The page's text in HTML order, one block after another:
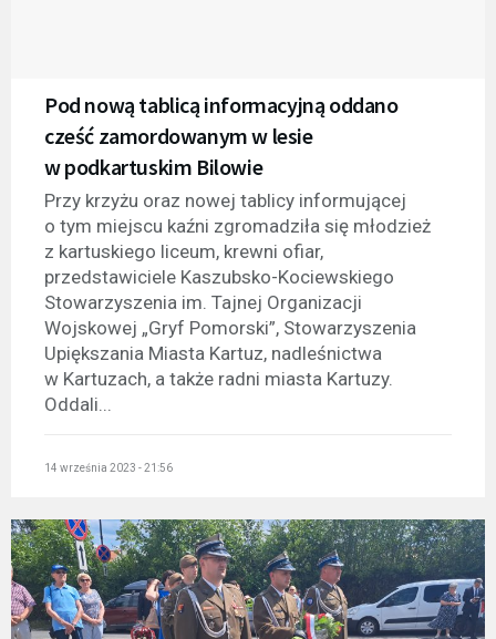
Pod nową tablicą informacyjną oddano
cześć zamordowanym w lesie
w podkartuskim Bilowie
Przy krzyżu oraz nowej tablicy informującej
o tym miejscu kaźni zgromadziła się młodzież
z kartuskiego liceum, krewni ofiar,
przedstawiciele Kaszubsko-Kociewskiego
Stowarzyszenia im. Tajnej Organizacji
Wojskowej „Gryf Pomorski”, Stowarzyszenia
Upiększania Miasta Kartuz, nadleśnictwa
w Kartuzach, a także radni miasta Kartuzy.
Oddali...
14 września 2023 - 21:56